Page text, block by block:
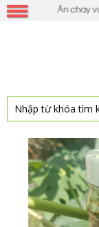
Ăn chay